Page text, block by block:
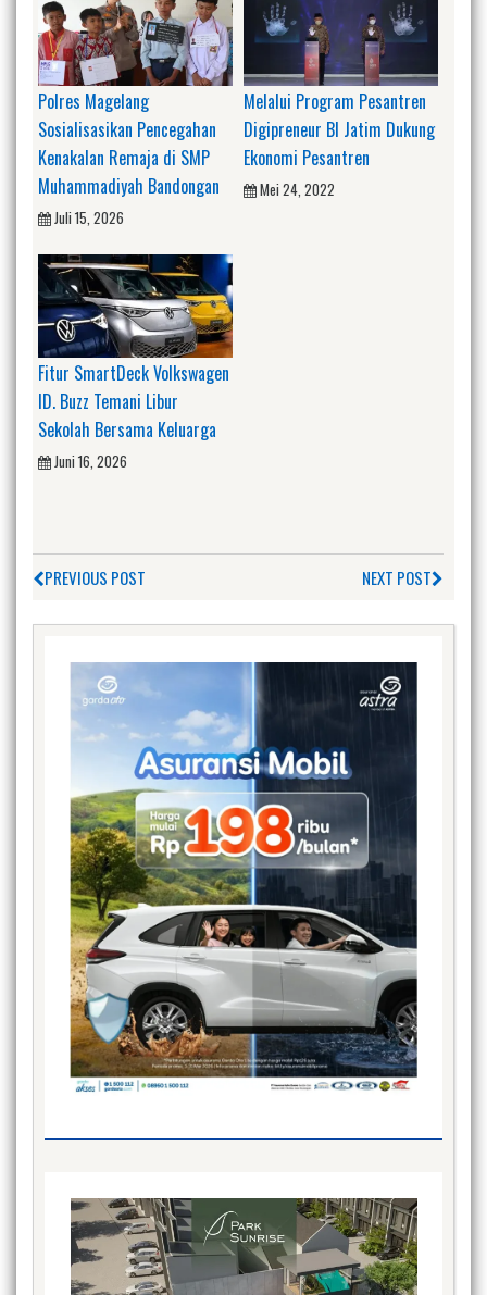
Polres Magelang
Sosialisasikan Pencegahan
Kenakalan Remaja di SMP
Muhammadiyah Bandongan
Juli 15, 2026
Melalui Program Pesantren
Digipreneur BI Jatim Dukung
Ekonomi Pesantren
Mei 24, 2022
Fitur SmartDeck Volkswagen
ID. Buzz Temani Libur
Sekolah Bersama Keluarga
Juni 16, 2026
PREVIOUS POST NEXT POST